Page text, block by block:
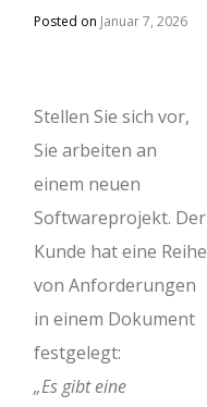
Posted on Januar 7, 2026
Stellen Sie sich vor,
Sie arbeiten an
einem neuen
Softwareprojekt. Der
Kunde hat eine Reihe
von Anforderungen
in einem Dokument
festgelegt:
„Es gibt eine